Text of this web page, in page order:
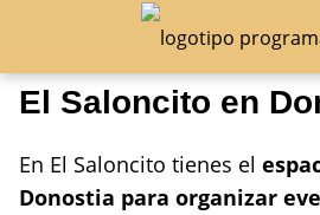
El Saloncito en
En El Saloncito tienes el
Donostia para organizar